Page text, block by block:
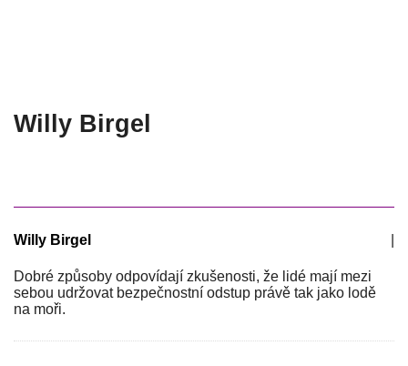
Willy Birgel
Willy Birgel
Dobré způsoby odpovídají zkušenosti, že lidé mají mezi
sebou udržovat bezpečnostní odstup právě tak jako lodě
na moři.